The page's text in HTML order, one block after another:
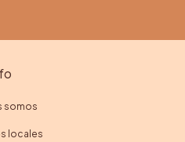
somos
locales